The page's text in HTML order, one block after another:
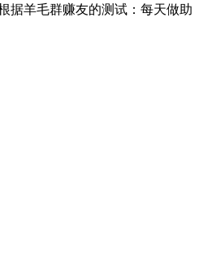
据羊毛群赚友的测试：每天做助